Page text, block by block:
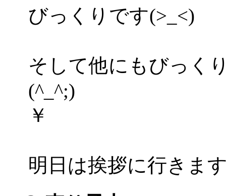
びっくりです(>_<)
そして他にもびっく
(^_^;)
￥
明日は挨拶に行きま